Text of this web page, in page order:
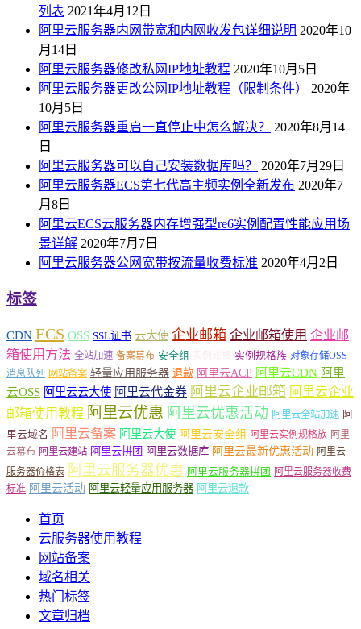
列表 2021年4月12日
阿里云服务器内网带宽和内网收发包详细说明 2020年10
月14日
阿里云服务器修改私网IP地址教程 2020年10月5日
阿里云服务器更改公网IP地址教程（限制条件）
2020年
10月5日
阿里云服务器重启一直停止中怎么解决？
2020年8月14
日
阿里云服务器可以自己安装数据库吗？
2020年7月29日
阿里云服务器ECS第七代高主频实例全新发布 2020年7
月8日
阿里云ECS云服务器内存增强型re6实例配置性能应用场
景详解 2020年7月7日
阿里云服务器公网宽带按流量收费标准 2020年4月2日
标签
CDN ECS OSS SSL证书 云大使 企业邮箱 企业邮箱使用 企业邮
箱使用方法 全站加速 备案幕布 安全组 实例规格族 对象存储OSS
消息队列
网站备案 轻量应用服务器 退款 阿里云ACP 阿里云CDN 阿里
云OSS 阿里云云大使 阿里云代金券 阿里云企业邮箱 阿里云企业
邮箱使用教程 阿里云优惠 阿里云优惠活动 阿里云全站加速 阿
里云域名 阿里云备案 阿里云大使 阿里云安全组 阿里云实例规格族 阿里
云幕布 阿里云建站 阿里云拼团 阿里云数据库 阿里云最新优惠活动 阿里云
服务器价格表 阿里云服务器优惠 阿里云服务器拼团 阿里云服务器收费
标准 阿里云活动 阿里云轻量应用服务器 阿里云退款
首页
云服务器使用教程
网站备案
域名相关
热门标签
文章归档